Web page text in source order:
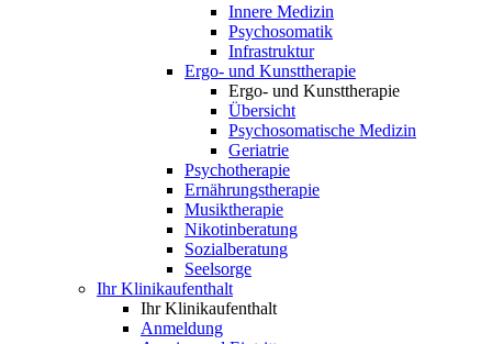
Innere Medizin
Psychosomatik
Infrastruktur
Ergo- und Kunsttherapie
Ergo- und Kunsttherapie
Übersicht
Psychosomatische Medizin
Geriatrie
Psychotherapie
Ernährungstherapie
Musiktherapie
Nikotinberatung
Sozialberatung
Seelsorge
Ihr Klinikaufenthalt
Ihr Klinikaufenthalt
Anmeldung